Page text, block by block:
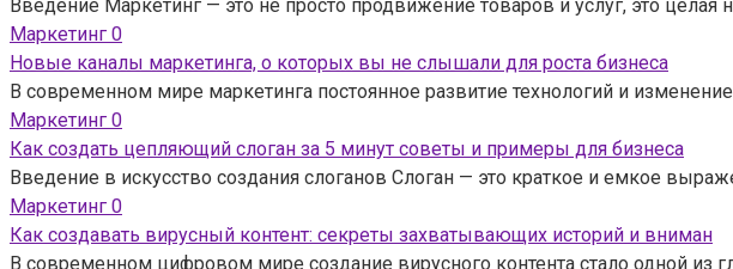
Введение Маркетинг — это не просто продвижение товаров и услуг, это целая
Маркетинг 0
Новые каналы маркетинга, о которых вы не слышали для роста бизнеса
В современном мире маркетинга постоянное развитие технологий и
Маркетинг 0
Как создать цепляющий слоган за 5 минут советы и примеры для бизнеса
Введение в искусство создания слоганов Слоган — это краткое и емкое
Маркетинг 0
Как создавать вирусный контент: секреты захватывающих историй и вниман
В современном цифровом мире создание вирусного контента стало одной из